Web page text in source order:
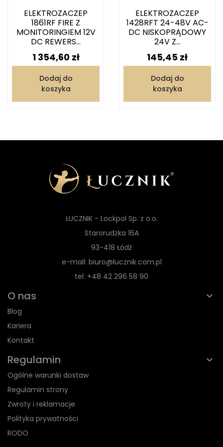
ELEKTROZACZEP
1861RF FIRE Z
MONITORINGIEM 12V
DC REWERS...
Cena
1 354,60 zł
Dodaj do
koszyka
ELEKTROZACZEP
1428RFT 24-48V AC-
DC NISKOPRĄDOWY
24V Z...
Cena
145,45 zł
Dodaj do
koszyka
ŁUCZNIK - Lockpol Sp. z o.o.
Starorudzka 16A
93-418 Łódź
e-mail: biuro@lucznik.com.pl
tel: +48 42 296 58 90
O nas
Blog
Kariera
Kontakt
Regulamin
Ogólne warunki dostaw
Regulamin strony
Zwroty i reklamacje
Polityka prywatności
RODO